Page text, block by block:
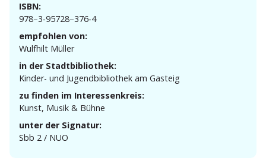
ISBN:
978–3‑95728–376‑4
empfohlen von:
Wulfhilt Müller
in der Stadtbibliothek:
Kinder- und Jugend­bi­bliothek am Gasteig
zu finden im Interessenkreis:
Kunst, Musik & Bühne
unter der Signatur:
Sbb 2 / NUO